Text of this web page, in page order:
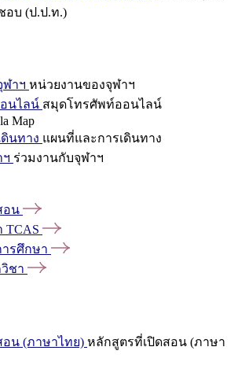
อบ (ป.ป.ท.)
ฬาฯ หน่วยงานของจุฬาฯ
นไลน์ สมุดโทรศัพท์ออนไลน์
Map
นทาง แผนที่และการเดินทาง
ร่วมงานกับจุฬาฯ
อน
TCAS
รศึกษา
ชา
น (ภาษาไทย) หลักสูตรที่เปิดสอน (ภาษา